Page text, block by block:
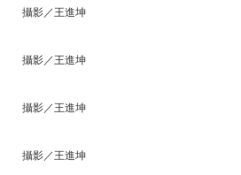
攝影／王進坤
攝影／王進坤
攝影／王進坤
攝影／王進坤